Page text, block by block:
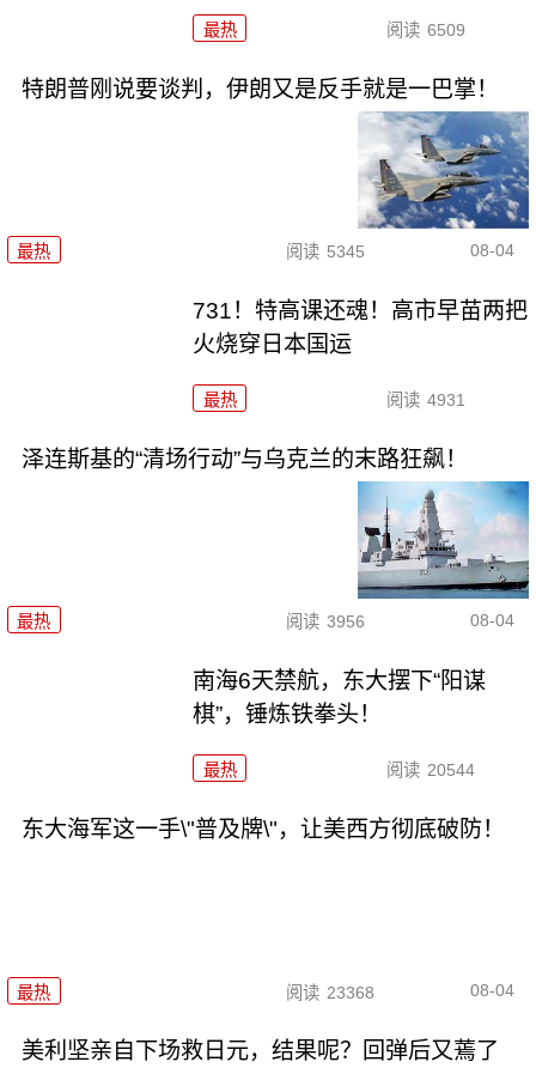
最热 阅读 6509
特朗普刚说要谈判，伊朗又是反手就是一巴掌！
最热 阅读 5345 08-04
731！特高课还魂！高市早苗两把
火烧穿日本国运
最热 阅读 4931
泽连斯基的“清场行动”与乌克兰的末路狂飙！
最热 阅读 3956 08-04
南海6天禁航，东大摆下“阳谋
棋”，锤炼铁拳头！
最热 阅读 20544
东大海军这一手\"普及牌\"，让美西方彻底破防！
最热 阅读 23368 08-04
美利坚亲自下场救日元，结果呢？回弹后又蔫了